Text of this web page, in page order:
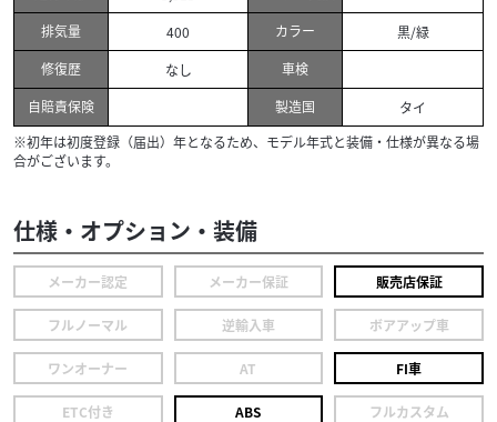
排気量
400 カラー
黒/緑
修復歴
なし
車検
自賠責保険
製造国
タイ
※初年は初度登録（届出）年となるため、モデル年式と装備・仕様が異なる場
合がございます。
仕様・オプション・装備
メーカー認定 メーカー保証 販売店保証
フルノーマル 逆輸入車 ボアアップ車
ワンオーナー AT FI車
ETC付き ABS フルカスタム